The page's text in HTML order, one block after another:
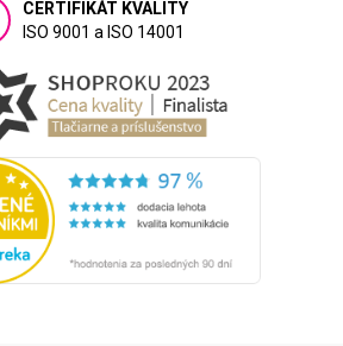
CERTIFIKÁT KVALITY
ISO 9001 a ISO 14001